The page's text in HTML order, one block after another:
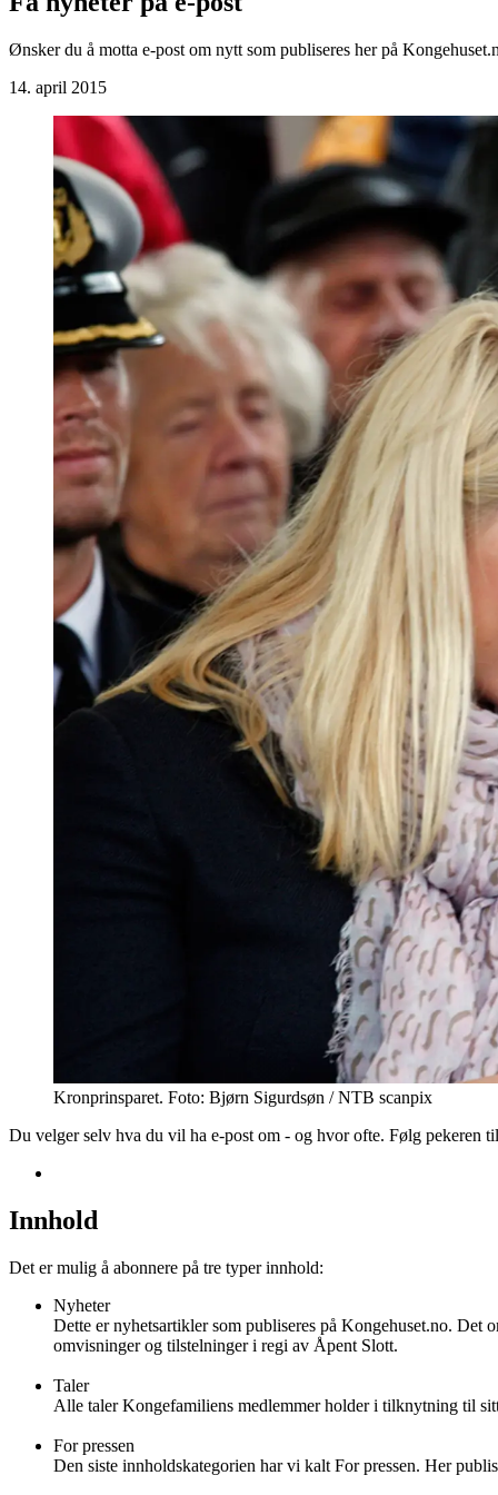
Ønsker du å motta e-post om nytt som publiseres her på
14. april 2015
Kronprinsparet. Foto: Bjørn Sigurdsøn / NTB scanpix
Du velger selv hva du vil ha e-post om - og hvor ofte. Følg pekeren
Innhold
Det er mulig å abonnere på tre typer innhold:
Nyheter
Dette er nyhetsartikler som publiseres på Kongehuset.no.
omvisninger og tilstelninger i regi av Åpent Slott.
Taler
Alle taler Kongefamiliens medlemmer holder i tilknytning til
For pressen
Den siste innholdskategorien har vi kalt For pressen. Her